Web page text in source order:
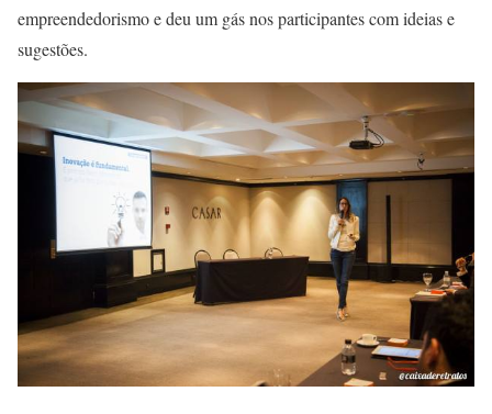
empreendedorismo e deu um gás nos participantes com ideias e
sugestões.